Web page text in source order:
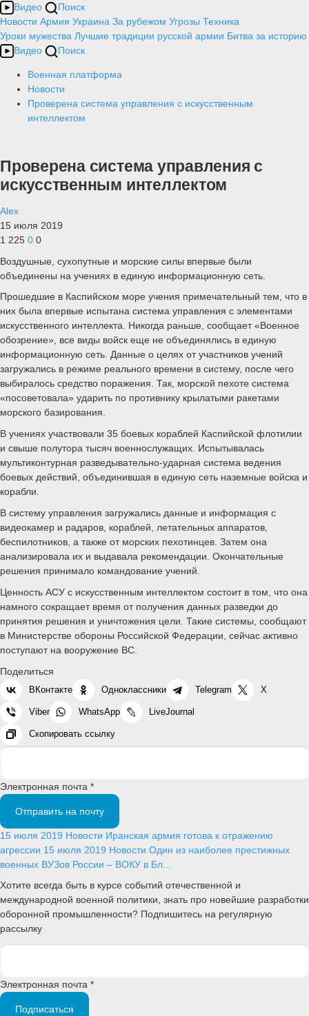
Видео
Поиск
Новости Армия Украина За рубежом Угрозы Техника
Уроки мужества Лучшие традиции русской армии Битва за историю
Видео
Поиск
Военная платформа
Новости
Проверена система управления с искусственным
интеллектом
Проверена система управления с
искусственным интеллектом
Alex
15 июля 2019
1 225 0 0
Воздушные, сухопутные и морские силы впервые были
объединены на учениях в единую информационную сеть.
Прошедшие в Каспийском море учения примечательный тем, что в
них была впервые испытана система управления с элементами
искусственного интеллекта. Никогда раньше, сообщает «Военное
обозрение», все виды войск еще не объединялись в единую
информационную сеть. Данные о целях от участников учений
загружались в режиме реального времени в систему, после чего
выбиралось средство поражения. Так, морской пехоте система
«посоветовала» ударить по противнику крылатыми ракетами
морского базирования.
В учениях участвовали 35 боевых кораблей Каспийской флотилии
и свыше полутора тысяч военнослужащих. Испытывалась
мультиконтурная разведывательно-ударная система ведения
боевых действий, объединившая в единую сеть наземные войска и
корабли.
В систему управления загружались данные и информация с
видеокамер и радаров, кораблей, летательных аппаратов,
беспилотников, а также от морских пехотинцев. Затем она
анализировала их и выдавала рекомендации. Окончательные
решения принимало командование учений.
Ценность АСУ с искусственным интеллектом состоит в том, что она
намного сокращает время от получения данных разведки до
принятия решения и уничтожения цели. Такие системы, сообщают
в Министерстве обороны Российской Федерации, сейчас активно
поступают на вооружение ВС.
Поделиться
ВКонтакте Одноклассники Telegram X
Viber WhatsApp LiveJournal
Скопировать ссылку
Электронная почта *
Отправить на почту
15 июля 2019 Новости Иранская армия готова к отражению
агрессии 15 июля 2019 Новости Один из наиболее престижных
военных ВУЗов России – ВОКУ в Бл...
Хотите всегда быть в курсе событий отечественной и
международной военной политики, знать про новейшие разработки
оборонной промышленности? Подпишитесь на регулярную
рассылку
Электронная почта *
Подписаться